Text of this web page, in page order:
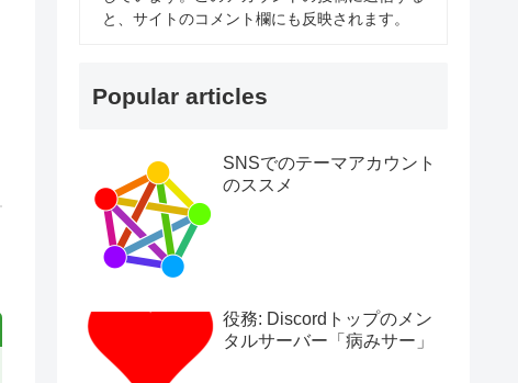
と、サイトのコメント欄にも反映されます。
Popular articles
SNSでのテーマアカウント
のススメ
役務: Discordトップのメン
タルサーバー「病みサー」